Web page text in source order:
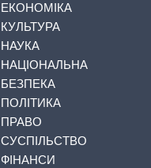
ЕКОНОМІКА
КУЛЬТУРА
НАУКА
НАЦІОНАЛЬНА
БЕЗПЕКА
ПОЛІТИКА
ПРАВО
СУСПІЛЬСТВО
ФІНАНСИ